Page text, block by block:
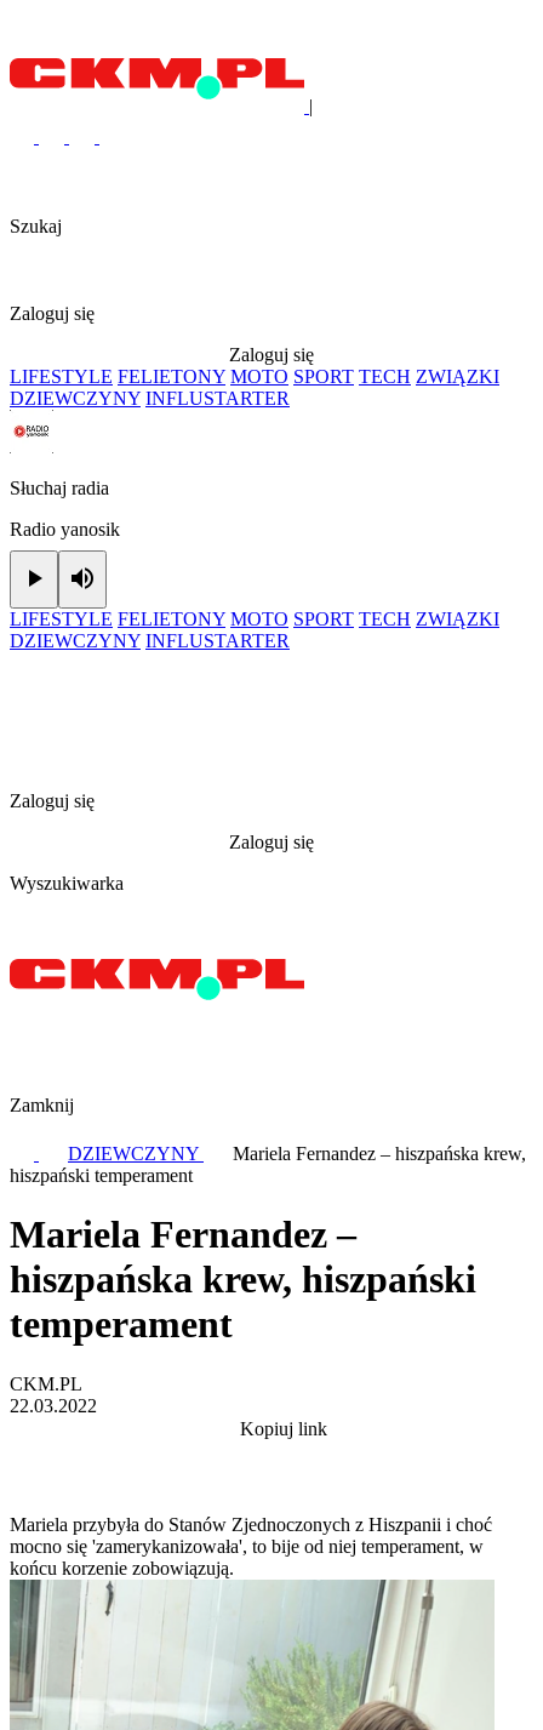
|
Szukaj
Zaloguj się
Zaloguj się
LIFESTYLE FELIETONY MOTO SPORT TECH ZWIĄZKI
DZIEWCZYNY INFLUSTARTER
Słuchaj radia
Radio yanosik
Play
LIFESTYLE FELIETONY MOTO SPORT TECH ZWIĄZKI
DZIEWCZYNY INFLUSTARTER
Zaloguj się
Zaloguj się
Wyszukiwarka
Zamknij
DZIEWCZYNY
Mariela Fernandez – hiszpańska krew,
hiszpański temperament
Mariela Fernandez –
hiszpańska krew, hiszpański
temperament
CKM.PL
22.03.2022
Kopiuj link
Mariela przybyła do Stanów Zjednoczonych z Hiszpanii i choć
mocno się 'zamerykanizowała', to bije od niej temperament, w
końcu korzenie zobowiązują.